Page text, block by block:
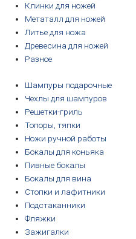
Клинки для ножей
Метаталл для ножей
Литье для ножа
Древесина для ножей
Разное
Шампуры подарочные
Чехлы для шампуров
Решетки-гриль
Топоры, тяпки
Ножи ручной работы
Бокалы для коньяка
Пивные бокалы
Бокалы для вина
Стопки и лафитники
Подстаканники
Фляжки
Зажигалки